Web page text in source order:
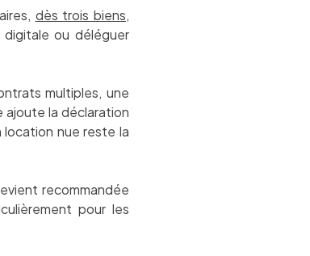
dès trois biens,
ou déléguer
multiples, une
la déclaration
location nue reste la
recommandée
pour les